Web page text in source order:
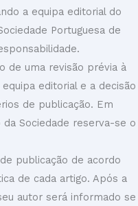
a equipa editorial do
Portuguesa de
de uma revisão prévia à
editorial e a decisão
de publicação. Em
Sociedade reserva-se o
publicação de acordo
de cada artigo. Após a
autor será informado se